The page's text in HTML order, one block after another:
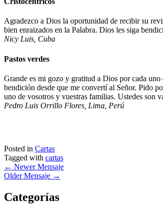
Agradezco a Dios la oportunidad de recibir su
bien enraizados en la Palabra. Dios les siga
Nicy Luis, Cuba
Pastos verdes
Grande es mi gozo y gratitud a Dios por cada uno
bendición desde que me convertí al Señor. Pido
uno de vosotros y vuestras familias. Ustedes son
Pedro Luis Orrillo Flores, Lima, Perú
Posted in Cartas
Tagged with cartas
← Newer Mensaje
Older Mensaje →
Categorías